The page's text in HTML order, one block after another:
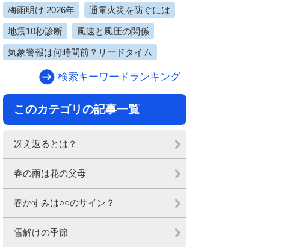
梅雨明け 2026年 通電火災を防ぐには
地震10秒診断 風速と風圧の関係
気象警報は何時間前？リードタイム
検索キーワードランキング
このカテゴリの記事一覧
冴え返るとは？
春の雨は花の父母
春かすみは○○のサイン？
雪解けの季節